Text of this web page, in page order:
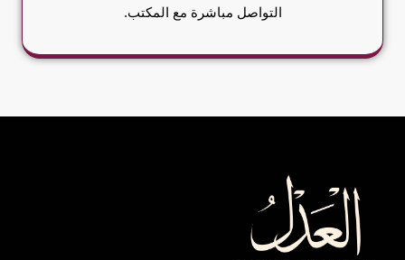
التواصل مباشرة مع المكتب.